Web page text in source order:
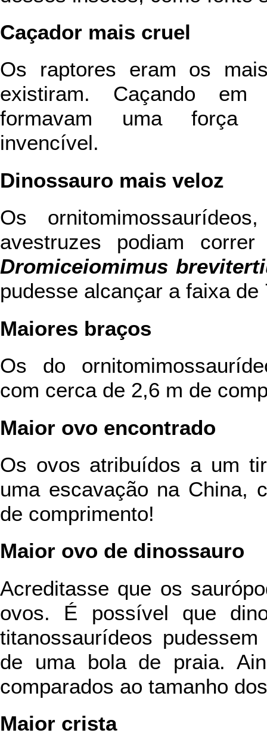
Caçador mais cruel
Os raptores eram os
existiram. Caçando em
formavam uma força
invencível.
Dinossauro mais veloz
Os
avestruzes podiam
Dromiceiomimus
pudesse alcançar a faixa de
Maiores braços
Os do
com cerca de 2,6 m de
Maior ovo encontrado
Os ovos atribuídos a um
uma escavação na China,
de comprimento!
Maior ovo de dinossauro
Acreditasse que os
ovos. É possível que
titanossaurídeos
de uma bola de praia.
comparados ao tamanho
Maior crista